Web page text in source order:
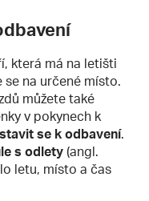
která má na letišti
na určené místo.
můžete také
v pokynech k
se k odbavení.
s odlety (angl.
letu, místo a čas